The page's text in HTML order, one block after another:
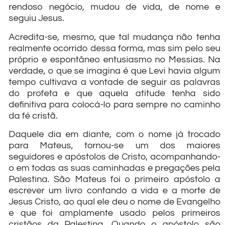
rendoso negócio, mudou de vida, de nome e
seguiu Jesus.
Acredita-se, mesmo, que tal mudança não tenha
realmente ocorrido dessa forma, mas sim pelo seu
próprio e espontâneo entusiasmo no Messias. Na
verdade, o que se imagina é que Levi havia algum
tempo cultivava a vontade de seguir as palavras
do profeta e que aquela atitude tenha sido
definitiva para colocá-lo para sempre no caminho
da fé cristã.
Daquele dia em diante, com o nome já trocado
para Mateus, tornou-se um dos maiores
seguidores e apóstolos de Cristo, acompanhando-
o em todas as suas caminhadas e pregações pela
Palestina. São Mateus foi o primeiro apóstolo a
escrever um livro contando a vida e a morte de
Jesus Cristo, ao qual ele deu o nome de Evangelho
e que foi amplamente usado pelos primeiros